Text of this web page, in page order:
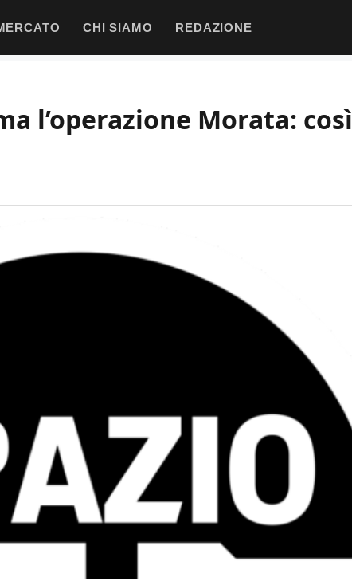
CHI SIAMO REDAZIONE
l’operazione Morata: così